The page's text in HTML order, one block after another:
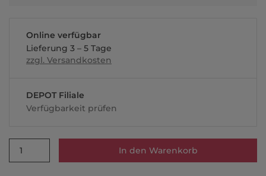
Online verfügbar
Lieferung 3 – 5 Tage
zzgl. Versandkosten
DEPOT Filiale
Verfügbarkeit prüfen
1 In den Warenkorb